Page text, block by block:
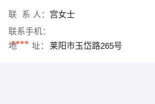
联 系 人： 宫女士
联系手机：
****
地 址： 莱阳市玉岱路265号